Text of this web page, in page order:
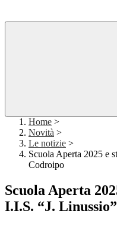
Home >
Novità >
Le notizie >
Scuola Aperta 2025 e
Codroipo
Scuola Aperta
I.I.S. “J.